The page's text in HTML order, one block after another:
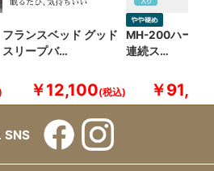
フランスベッド グッド
スリープバ…
￥12,100
MH-200ハード
連続ス…
￥
SNS